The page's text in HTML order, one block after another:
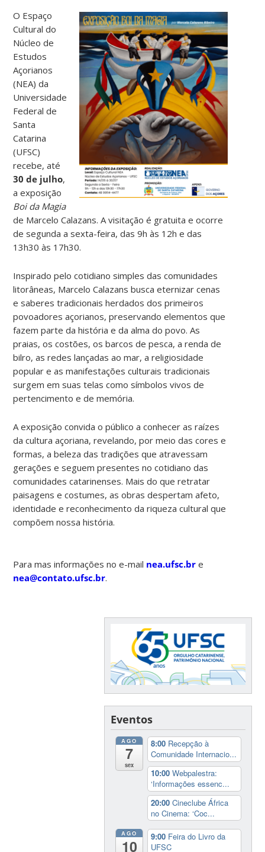
O Espaço
Cultural do
Núcleo de
Estudos
Açorianos
(NEA) da
Universidade
Federal de
Santa
Catarina
(UFSC)
recebe, até
30 de julho,
a exposição
Boi da Magia
de Marcelo Calazans. A visitação é gratuita e ocorre
de segunda a sexta-feira, das 9h às 12h e das
13h30 às 17h30.
Inspirado pelo cotidiano simples das comunidades
litorâneas, Marcelo Calazans busca eternizar cenas
e saberes tradicionais herdados dos primeiros
povoadores açorianos, preservando elementos que
fazem parte da história e da alma do povo. As
praias, os costões, os barcos de pesca, a renda de
bilro, as redes lançadas ao mar, a religiosidade
popular e as manifestações culturais tradicionais
surgem em suas telas como símbolos vivos de
pertencimento e de memória.
A exposição convida o público a conhecer as raízes
da cultura açoriana, revelando, por meio das cores e
formas, a beleza das tradições que atravessam
gerações e seguem presentes no cotidiano das
comunidades catarinenses. Mais do que retratar
paisagens e costumes, as obras despertam afeto,
identidade e reconhecimento da riqueza cultural que
compõem nossa história.
Para mas informações no e-mail nea.ufsc.br e
nea@contato.ufsc.br.
Eventos
AGO
7
sex
8:00 Recepção à
Comunidade Internacio...
10:00Webpalestra:
‘Informações essenc...
20:00Cineclube África
no Cinema: ‘Coc...
AGO
10
9:00 Feira do Livro da
UFSC